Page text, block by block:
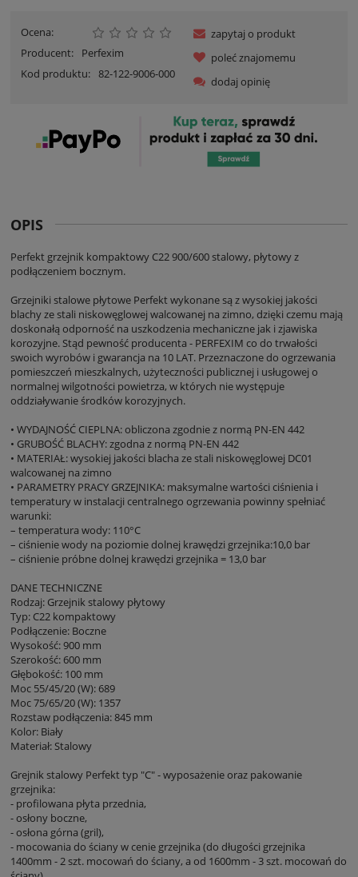
Ocena:
Producent:
Perfexim
Kod produktu: 82-122-9006-000
zapytaj o produkt
poleć znajomemu
dodaj opinię
OPIS
Perfekt grzejnik kompaktowy C22 900/600 stalowy, płytowy z
podłączeniem bocznym.
Grzejniki stalowe płytowe Perfekt wykonane są z wysokiej jakości
blachy ze stali niskowęglowej walcowanej na zimno, dzięki czemu mają
doskonałą odporność na uszkodzenia mechaniczne jak i zjawiska
korozyjne. Stąd pewność producenta - PERFEXIM co do trwałości
swoich wyrobów i gwarancja na 10 LAT. Przeznaczone do ogrzewania
pomieszczeń mieszkalnych, użyteczności publicznej i usługowej o
normalnej wilgotności powietrza, w których nie występuje
oddziaływanie środków korozyjnych.
• WYDAJNOŚĆ CIEPLNA: obliczona zgodnie z normą PN-EN 442
• GRUBOŚĆ BLACHY: zgodna z normą PN-EN 442
• MATERIAŁ: wysokiej jakości blacha ze stali niskowęglowej DC01
walcowanej na zimno
• PARAMETRY PRACY GRZEJNIKA: maksymalne wartości ciśnienia i
temperatury w instalacji centralnego ogrzewania powinny spełniać
warunki:
– temperatura wody: 110°C
– ciśnienie wody na poziomie dolnej krawędzi grzejnika:10,0 bar
– ciśnienie próbne dolnej krawędzi grzejnika = 13,0 bar
DANE TECHNICZNE
Rodzaj: Grzejnik stalowy płytowy
Typ: C22 kompaktowy
Podłączenie: Boczne
Wysokość: 900 mm
Szerokość: 600 mm
Głębokość: 100 mm
Moc 55/45/20 (W): 689
Moc 75/65/20 (W): 1357
Rozstaw podłączenia: 845 mm
Kolor: Biały
Materiał: Stalowy
Grejnik stalowy Perfekt typ "C" - wyposażenie oraz pakowanie
grzejnika:
- profilowana płyta przednia,
- osłony boczne,
- osłona górna (gril),
- mocowania do ściany w cenie grzejnika (do długości grzejnika
1400mm - 2 szt. mocowań do ściany, a od 1600mm - 3 szt. mocowań do